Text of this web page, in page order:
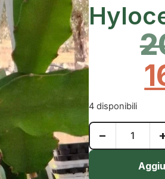
4 disponibili
−